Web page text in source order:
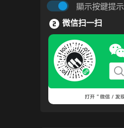
顯示按鍵提示
微信扫一扫